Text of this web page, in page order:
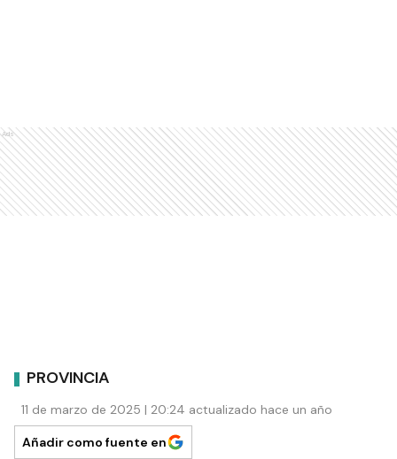
Ads
PROVINCIA
11 de marzo de 2025 | 20:24 actualizado hace un año
Añadir como fuente en